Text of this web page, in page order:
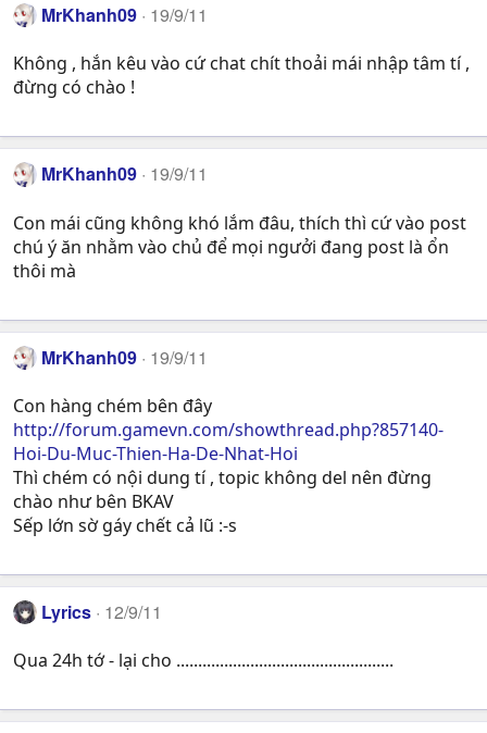
MrKhanh09 19/9/11
Không , hắn kêu vào cứ chat chít thoải mái nhập tâm tí ,
đừng có chào !
MrKhanh09 19/9/11
Con mái cũng không khó lắm đâu, thích thì cứ vào post
chú ý ăn nhằm vào chủ để mọi ngưởi đang post là ổn
thôi mà
MrKhanh09 19/9/11
Con hàng chém bên đây
http://forum.gamevn.com/showthread.php?857140-
Hoi-Du-Muc-Thien-Ha-De-Nhat-Hoi
Thì chém có nội dung tí , topic không del nên đừng
chào như bên BKAV
Sếp lớn sờ gáy chết cả lũ :-s
Lyrics 12/9/11
Qua 24h tớ - lại cho ..................................................